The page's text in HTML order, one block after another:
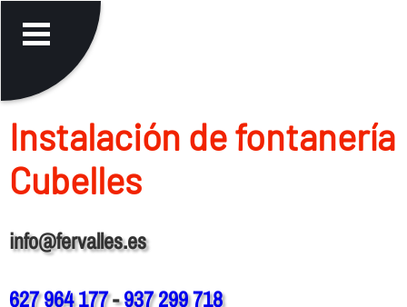
Instalación de fontanerí­a
Cubelles
info@fervalles.es
627 964 177-937 299 718